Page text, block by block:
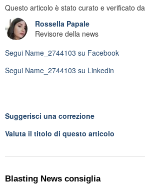
Questo articolo è stato curato e verificato da
Rossella Papale
Revisore della news
Segui Name_2744103 su Facebook
Segui Name_2744103 su Linkedin
Suggerisci una correzione
Valuta il titolo di questo articolo
Blasting News consiglia